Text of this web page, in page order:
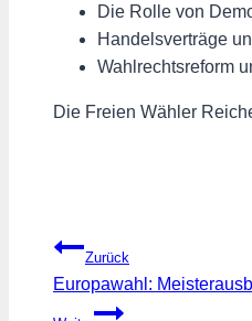
Die Rolle von
Handelsverträge
Wahlrechtsreform
Die Freien Wähler
Beitragsnavigation
Zurück
Europawahl: